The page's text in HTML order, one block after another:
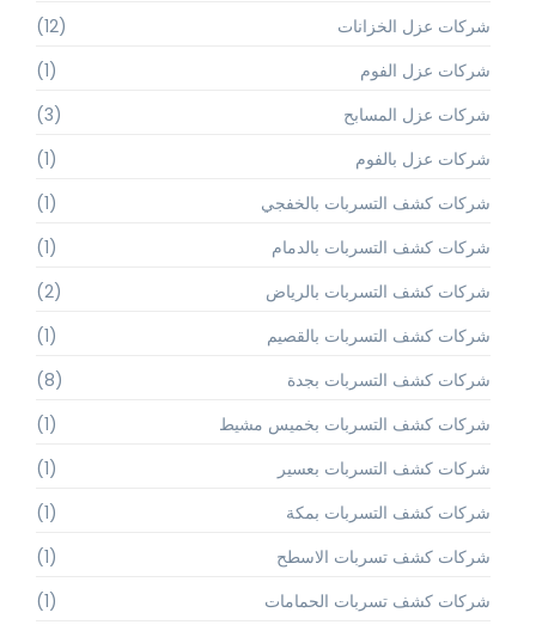
شركات عزل الخزانات
(12)
شركات عزل الفوم
(1)
شركات عزل المسابح
(3)
شركات عزل بالفوم
(1)
شركات كشف التسربات بالخفجي
(1)
شركات كشف التسربات بالدمام
(1)
شركات كشف التسربات بالرياض
(2)
شركات كشف التسربات بالقصيم
(1)
شركات كشف التسربات بجدة
(8)
شركات كشف التسربات بخميس مشيط
(1)
شركات كشف التسربات بعسير
(1)
شركات كشف التسربات بمكة
(1)
شركات كشف تسربات الاسطح
(1)
شركات كشف تسربات الحمامات
(1)